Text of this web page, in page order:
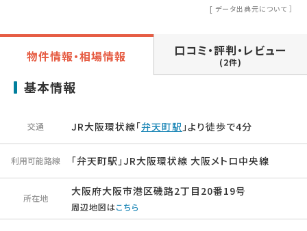
[ データ出典元について ］
物件情報・相場情報 口コミ・評判・レビュー
(2件)
基本情報
交通 JR大阪環状線「弁天町駅 」より徒歩で4分
利用可能路線 「弁天町駅」JR大阪環状線 大阪メトロ中央線
所在地
大阪府大阪市港区磯路2丁目20番19号
周辺地図はこちら